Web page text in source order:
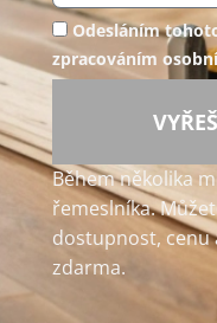
Odesláním
zpracováním
Během několika
řemeslníka.
dostupnost, cenu
zdarma.